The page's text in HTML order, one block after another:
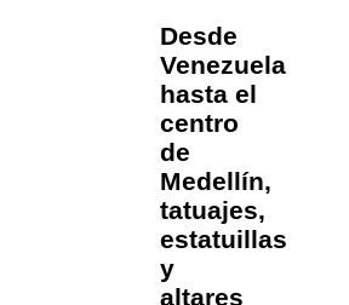
Desde
Venezuela
hasta el
centro
de
Medellín,
tatuajes,
estatuillas
y
altares